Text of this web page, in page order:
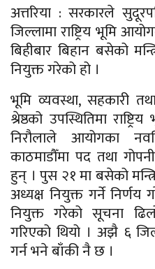
अत्तरिया : सरकारले
जिल्लामा राष्ट्रिय भूमि
बिहीबार बिहान बसेको
नियुक्त गरेको हो ।
भूमि व्यवस्था, सहकारी
श्रेष्ठको उपस्थितिमा
निरौलाले आयोगका
काठमाडौँमा पद तथा
हुन् । पुस २१ मा बसेको
अध्यक्ष नियुक्त गर्ने
नियुक्त गरेको सूचना
गरिएको थियो । अझै ६
गर्न भने बाँकी नै छ ।